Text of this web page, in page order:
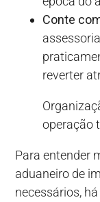
Conte
reverter
operação
Para entender
aduaneiro de
necessários,